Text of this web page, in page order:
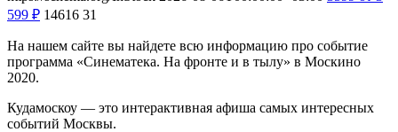
599 ₽ 14616 31
На нашем сайте вы найдете всю информацию про событие
программа «Синематека. На фронте и в тылу» в Москино
2020.
Кудамоскоу — это интерактивная афиша самых интересных
событий Москвы.